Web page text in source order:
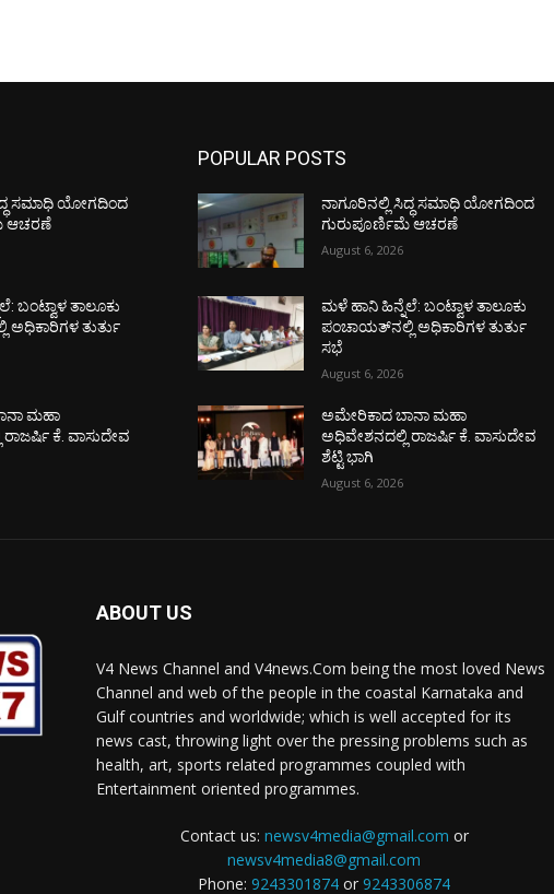
ಸಮಾಧಿ ಯೋಗದಿಂದ
ಆಚರಣೆ
ಬಂಟ್ವಾಳ ತಾಲೂಕು
ತುರ್ತು
ಮಹಾ
ಕೆ. ವಾಸುದೇವ
POPULAR POSTS
ನಾಗೂರಿನಲ್ಲಿ ಸಿದ್ಧ ಸಮಾಧಿ ಯೋಗದಿಂದ
ಗುರುಪೂರ್ಣಿಮೆ ಆಚರಣೆ
August 6, 2026
ಮಳೆ ಹಾನಿ ಹಿನ್ನೆಲೆ: ಬಂಟ್ವಾಳ ತಾಲೂಕು
ಪಂಚಾಯತ್‌ನಲ್ಲಿ ಅಧಿಕಾರಿಗಳ ತುರ್ತು
ಸಭೆ
August 6, 2026
ಅಮೇರಿಕಾದ ಬಾನಾ ಮಹಾ
ಅಧಿವೇಶನದಲ್ಲಿ ರಾಜರ್ಷಿ ಕೆ. ವಾಸುದೇವ
ಶೆಟ್ಟಿ ಭಾಗಿ
August 6, 2026
ABOUT US
V4 News Channel and V4news.Com being the most loved News
Channel and web of the people in the coastal Karnataka and
Gulf countries and worldwide; which is well accepted for its
news cast, throwing light over the pressing problems such as
health, art, sports related programmes coupled with
Entertainment oriented programmes.
Contact us: newsv4media@gmail.com or
newsv4media8@gmail.com
Phone: 9243301874 or 9243306874